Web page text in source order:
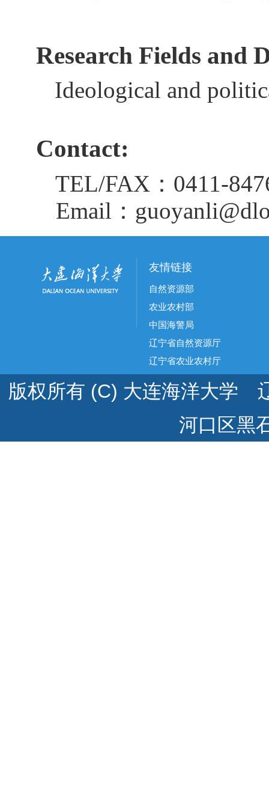
Research Fields and
Ideological and
Contact:
TEL/FAX ： 0411-
Email ： guoyanli
友情链接
自然资源部
农业农村部
中国海警局
辽宁省自然资源厅
辽宁省农业农村厅
版权所有 (C) 大连海洋大学
河口区黑